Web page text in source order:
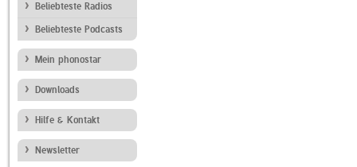
Beliebteste Radios
Beliebteste Podcasts
Mein phonostar
Downloads
Hilfe & Kontakt
Newsletter